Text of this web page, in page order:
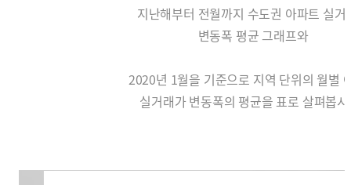
지난해부터 전월까지 수도권 아파트 실거
변동폭 평균 그래프와
2020년 1월을 기준으로 지역 단위의 월별
실거래가 변동폭의 평균을 표로 살펴봅